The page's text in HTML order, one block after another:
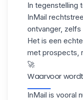
In tegenstelling
InMail
ontvanger, zelfs
Het is een
met prospects,
🚀
Waarvoor
InMail is vooral